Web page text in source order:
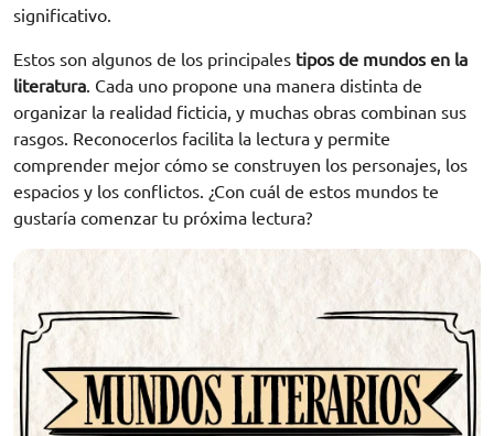
significativo.
Estos son algunos de los principales tipos de mundos en la
literatura. Cada uno propone una manera distinta de
organizar la realidad ficticia, y muchas obras combinan sus
rasgos. Reconocerlos facilita la lectura y permite
comprender mejor cómo se construyen los personajes, los
espacios y los conflictos. ¿Con cuál de estos mundos te
gustaría comenzar tu próxima lectura?